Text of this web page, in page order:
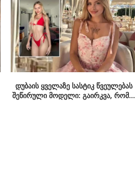
დუბაის ყველაზე სასტიკ წვეულებას
შეწირული მოდელი: გაირკვა, რომ...